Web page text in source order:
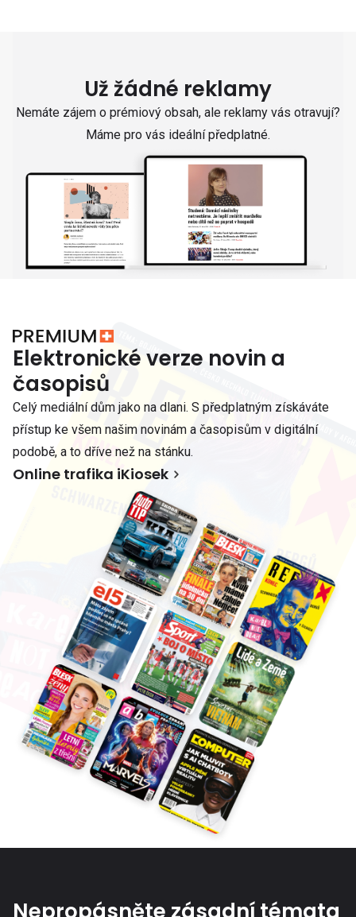
Už žádné reklamy
Nemáte zájem o prémiový obsah, ale reklamy vás otravují?
Máme pro vás ideální předplatné.
Elektronické verze novin a
časopisů
Celý mediální dům jako na dlani. S předplatným získáváte
přístup ke všem našim novinám a časopisům v digitální
podobě, a to dříve než na stánku.
Online trafika iKiosek